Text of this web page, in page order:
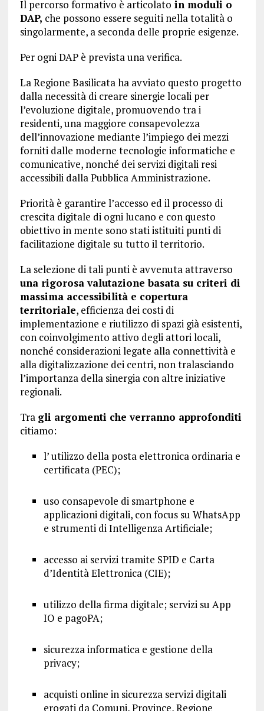
Il percorso formativo è articolato in moduli o
DAP, che possono essere seguiti nella totalità o
singolarmente, a seconda delle proprie esigenze.
Per ogni DAP è prevista una verifica.
La Regione Basilicata ha avviato questo progetto
dalla necessità di creare sinergie locali per
l’evoluzione digitale, promuovendo tra i
residenti, una maggiore consapevolezza
dell’innovazione mediante l’impiego dei mezzi
forniti dalle moderne tecnologie informatiche e
comunicative, nonché dei servizi digitali resi
accessibili dalla Pubblica Amministrazione.
Priorità è garantire l’accesso ed il processo di
crescita digitale di ogni lucano e con questo
obiettivo in mente sono stati istituiti punti di
facilitazione digitale su tutto il territorio.
La selezione di tali punti è avvenuta attraverso
una rigorosa valutazione basata su criteri di
massima accessibilità e copertura
territoriale, efficienza dei costi di
implementazione e riutilizzo di spazi già esistenti,
con coinvolgimento attivo degli attori locali,
nonché considerazioni legate alla connettività e
alla digitalizzazione dei centri, non tralasciando
l’importanza della sinergia con altre iniziative
regionali.
Tra gli argomenti che verranno approfonditi
citiamo:
l’ utilizzo della posta elettronica ordinaria e
certificata (PEC);
uso consapevole di smartphone e
applicazioni digitali, con focus su WhatsApp
e strumenti di Intelligenza Artificiale;
accesso ai servizi tramite SPID e Carta
d’Identità Elettronica (CIE);
utilizzo della firma digitale; servizi su App
IO e pagoPA;
sicurezza informatica e gestione della
privacy;
acquisti online in sicurezza servizi digitali
erogati da Comuni, Province, Regione